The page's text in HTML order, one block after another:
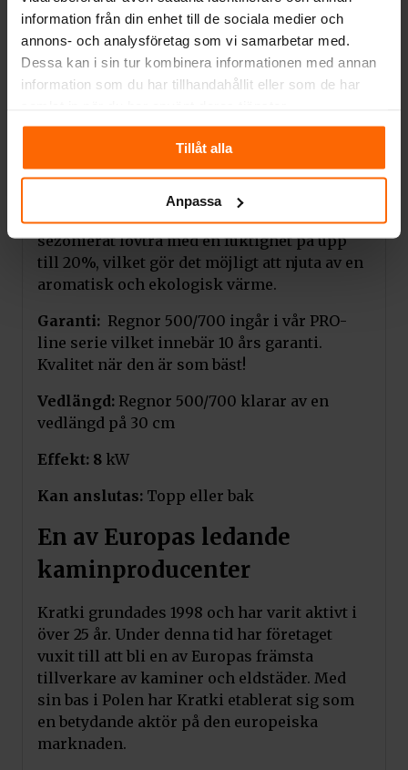
information från din enhet till de sociala medier och
annons- och analysföretag som vi samarbetar med.
Dessa kan i sin tur kombinera informationen med annan
information som du har tillhandahållit eller som de har
Tillåt alla
Anpassa
Asklåda: Den inbyggda asklådan ger
användarvänlighet och enkel rengöring.
Extern tilluft: Det förberberedda externa
tillförsel av frisk luft till förbränningen,
användningens ekologiska aspekter.
Bränsle:Enheten är utformad för att brinna
sezonierat lövträ med en fuktighet på upp
till 20%, vilket gör det möjligt att njuta av en
aromatisk och ekologisk värme.
Garanti: Regnor 500/700 ingår i vår PRO-
line serie vilket innebär 10 års garanti.
Kvalitet när den är som bäst!
Vedlängd: Regnor 500/700 klarar av en
vedlängd på 30 cm
Effekt: 8 kW
Kan anslutas: Topp eller bak
En av Europas ledande
kaminproducenter
Kratki grundades 1998 och har varit aktivt i
över 25 år. Under denna tid har företaget
vuxit till att bli en av Europas främsta
tillverkare av kaminer och eldstäder. Med
sin bas i Polen har Kratki etablerat sig som
en betydande aktör på den europeiska
marknaden.